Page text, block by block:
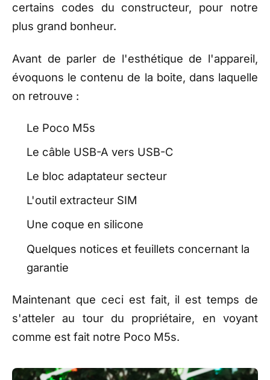
certains codes du constructeur, pour notre
plus grand bonheur.
Avant de parler de l'esthétique de l'appareil,
évoquons le contenu de la boite, dans laquelle
on retrouve :
Le Poco M5s
Le câble USB-A vers USB-C
Le bloc adaptateur secteur
L'outil extracteur SIM
Une coque en silicone
Quelques notices et feuillets concernant la
garantie
Maintenant que ceci est fait, il est temps de
s'atteler au tour du propriétaire, en voyant
comme est fait notre Poco M5s.